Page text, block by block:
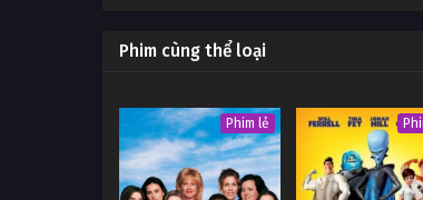
Phim cùng thể loại
Phim lẻ